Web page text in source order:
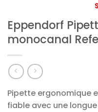
Eppendorf
monocanal
Pipette ergonomique
fiable avec une